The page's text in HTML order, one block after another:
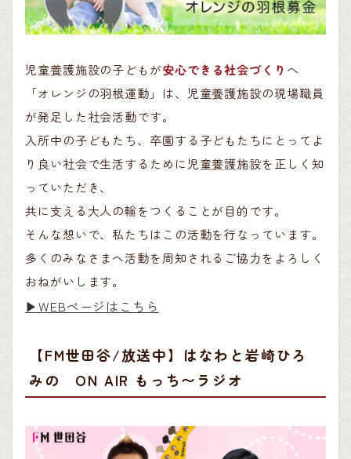
児童養護施設の子どもが安心できる社会づくり へ
「オレンジの羽根運動」は、児童養護施設の現場職員
が発足した社会活動です。
入所中の子どもたち、卒園する子どもたちにとってよ
り良い社会で生活するために児童養護施設を正しく知
っていただき、
共に支える大人の輪をつくることが目的です。
そんな想いで、私たちはこの活動を行なっています。
多くのみなさまへ活動を周知されるご協力をよろしく
おねがいします。
▶︎WEBページはこちら
【FM世田谷/放送中】はなわと岩崎ひろ
みの ON AIR もっち〜ラジオ